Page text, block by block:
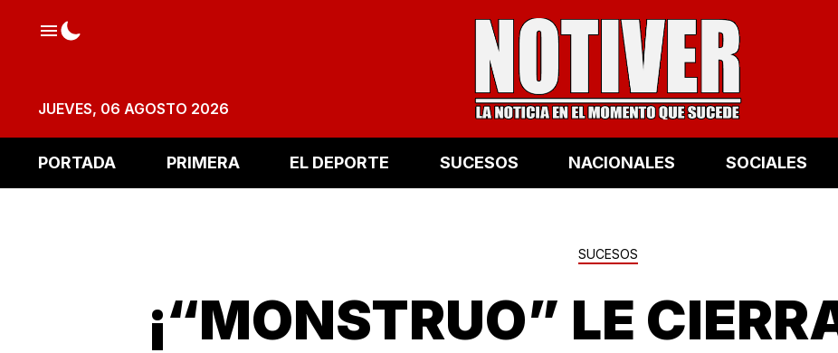
JUEVES, 06 AGOSTO 2026
PORTADA PRIMERA EL DEPORTE SUCESOS NACIONALES SOCIALES
SUCESOS
¡“MONSTRUO” LE